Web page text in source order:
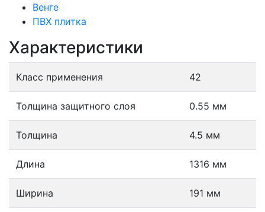
Венге
ПВХ плитка
Характеристики
Класс применения 42
Толщина защитного слоя 0.55 мм
Толщина 4.5 мм
Длина 1316 мм
Ширина 191 мм